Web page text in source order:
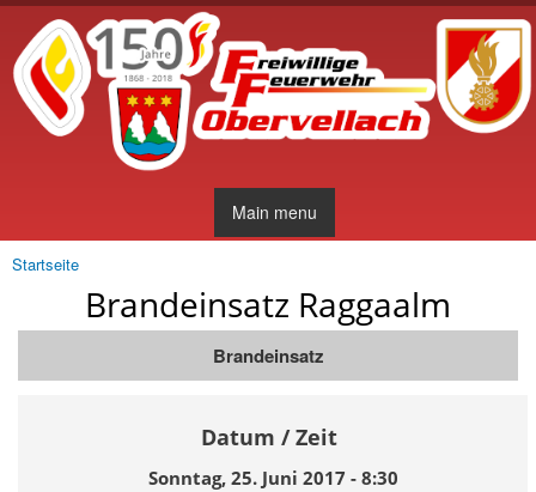
Direkt
zum
Inhalt
Main menu
Sie sind hier
Startseite
Brandeinsatz Raggaalm
Brandeinsatz
Datum / Zeit
Sonntag, 25. Juni 2017 - 8:30